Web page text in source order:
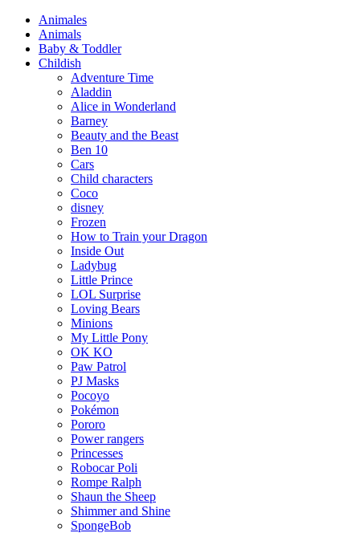
Animales
Animals
Baby & Toddler
Childish
Adventure Time
Aladdin
Alice in Wonderland
Barney
Beauty and the Beast
Ben 10
Cars
Child characters
Coco
disney
Frozen
How to Train your Dragon
Inside Out
Ladybug
Little Prince
LOL Surprise
Loving Bears
Minions
My Little Pony
OK KO
Paw Patrol
PJ Masks
Pocoyo
Pokémon
Pororo
Power rangers
Princesses
Robocar Poli
Rompe Ralph
Shaun the Sheep
Shimmer and Shine
SpongeBob